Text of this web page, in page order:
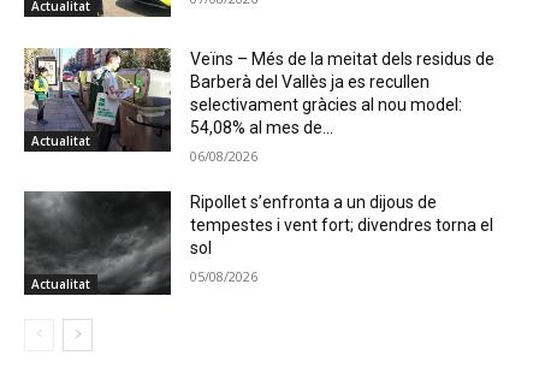
Actualitat
Actualitat
Veïns – Més de la meitat dels residus de
Barberà del Vallès ja es recullen
selectivament gràcies al nou model:
54,08% al mes de...
06/08/2026
Actualitat
Ripollet s’enfronta a un dijous de
tempestes i vent fort; divendres torna el
sol
05/08/2026